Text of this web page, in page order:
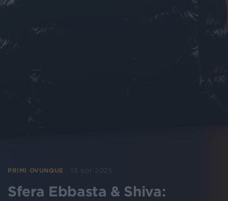
PRIMI OVUNQUE 18 apr 2025
Sfera Ebbasta & Shiva: